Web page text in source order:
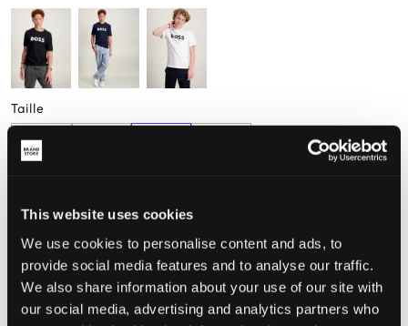
This website uses cookies
We use cookies to personalise content and ads, to
provide social media features and to analyse our traffic.
We also share information about your use of our site with
our social media, advertising and analytics partners who
Taille
10 Ans
138cm
Petit Parfait Grande